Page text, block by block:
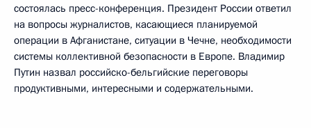
состоялась пресс-конференция. Президент России ответил
на вопросы журналистов, касающиеся планируемой
операции в Афганистане, ситуации в Чечне, необходимости
системы коллективной безопасности в Европе. Владимир
Путин назвал российско-бельгийские переговоры
продуктивными, интересными и содержательными.